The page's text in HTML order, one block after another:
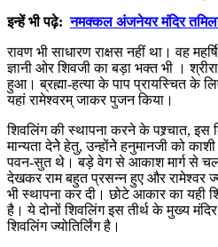
इन्हें भी पढ़े: नमक्कल अंजनेयर मंदिर
रावण भी साधारण राक्षस नहीं था। वह
ज्ञानी ओर शिवजी का बड़ा भक्त भी ।
हुआ। ब्रह्मा-हत्या के पाप प्रायस्चित के
यहां रामेश्वरम् जाकर पुजन किया।
शिवलिंग की स्थापना करने के पश्र्चात, इस
मान्यता देनेे हेतु, उन्होंनेे हनुमानजी को
पवन-सुत थे। बड़े वेग से आकाश मार्ग से
देखकर राम बहुत प्रसन्न हुए और रामेश्वर
भी स्थापना कर दी। छोटे आकार का यही
है। ये दोनों शिवलिंग इस तीर्थ के मुख्य
शिवलिंग ज्योतिर्लिंग है।